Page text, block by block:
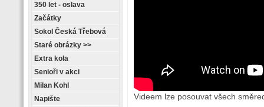
350 let - oslava
Začátky
Sokol Česká Třebová
Staré obrázky >>
Extra kola
Senioři v akci
Milan Kohl
Napište
Videem lze posouvat všech